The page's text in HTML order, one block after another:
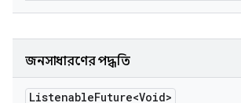
জনসাধারণের পদ্ধতি
ListenableFuture<Void>